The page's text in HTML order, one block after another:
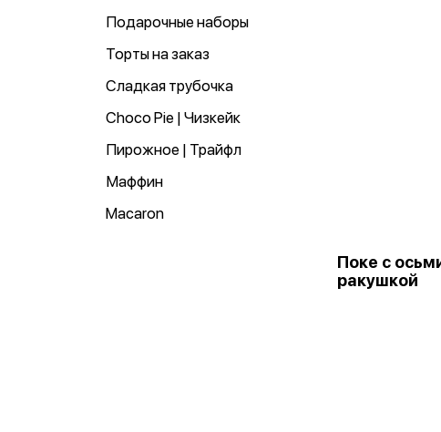
Подарочные наборы
Торты на заказ
Сладкая трубочка
Choco Pie | Чизкейк
Пирожное | Трайфл
Маффин
Macaron
Поке с
ракушкой